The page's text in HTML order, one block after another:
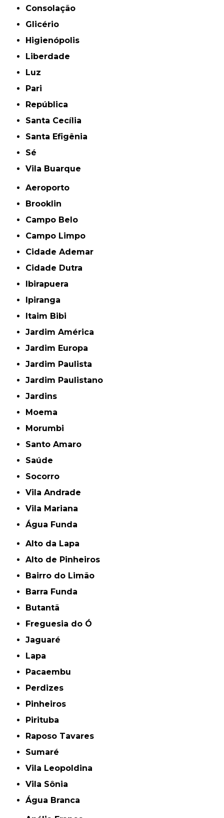
Consolação
Glicério
Higienópolis
Liberdade
Luz
Pari
República
Santa Cecília
Santa Efigênia
Sé
Vila Buarque
Aeroporto
Brooklin
Campo Belo
Campo Limpo
Cidade Ademar
Cidade Dutra
Ibirapuera
Ipiranga
Itaim Bibi
Jardim América
Jardim Europa
Jardim Paulista
Jardim Paulistano
Jardins
Moema
Morumbi
Santo Amaro
Saúde
Socorro
Vila Andrade
Vila Mariana
Água Funda
Alto da Lapa
Alto de Pinheiros
Bairro do Limão
Barra Funda
Butantã
Freguesia do Ó
Jaguaré
Lapa
Pacaembu
Perdizes
Pinheiros
Pirituba
Raposo Tavares
Sumaré
Vila Leopoldina
Vila Sônia
Água Branca